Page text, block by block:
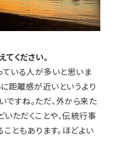
ください。
いる人が多いと思いま
距離感が近いというより
ですね。ただ、外から来た
いただくことや、伝統行事
ともあります。ほどよい